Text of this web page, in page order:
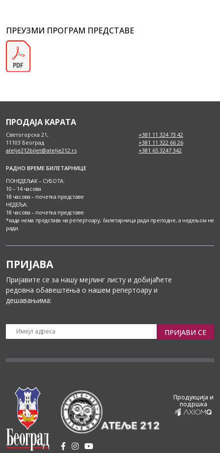
ПРЕУЗМИ ПРОГРАМ ПРЕДСТАВЕ
ПРОДАЈА КАРАТА
Светогорска 21,
11103 Београд
atelje212bilet@atelje212.rs
+381 11 324 73 42
+381 11 322 66 26
+381 65 3247 342
РАДНО ВРЕМЕ БИЛЕТАРНИЦЕ
ПОНЕДЕЉАК – СУБОТА:
10 – 14 часова
18 часова – почетка представе
НЕДЕЉА:
18 часова – почетка представе
*када нема представа на репертоару, билетарница ради преподне, а недељом не
ради.
ПРИЈАВА
Пријавите се за нашу мејлинг листу и добијаћете
редовна обавештења о нашем репертоару и
дешавањима:
ПРИЈАВИ СЕ
Продукција и
подршка